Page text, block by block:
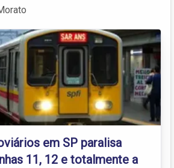
em SP paralisa
11, 12 e totalmente a